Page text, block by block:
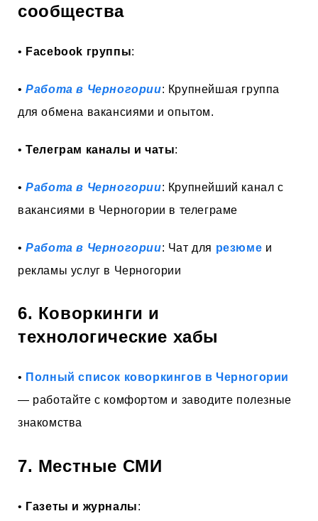
сообщества
• Facebook группы:
•Работа в Черногории: Крупнейшая группа
для обмена вакансиями и опытом.
•Телеграм каналы и чаты:
•Работа в Черногории: Крупнейший канал с
вакансиями в Черногории в телеграме
•Работа в Черногории: Чат для резюме и
рекламы услуг в Черногории
6. Коворкинги и
технологические хабы
• Полный список коворкингов в Черногории
— работайте с комфортом и заводите полезные
знакомства
7. Местные СМИ
• Газеты и журналы: